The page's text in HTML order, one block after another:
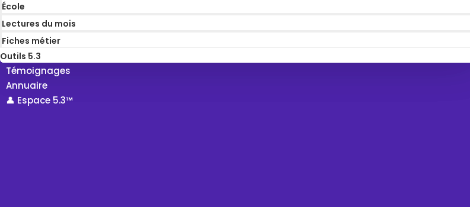
École
Lectures du mois
Fiches métier
Outils 5.3
Témoignages
Annuaire
👤 Espace 5.3™